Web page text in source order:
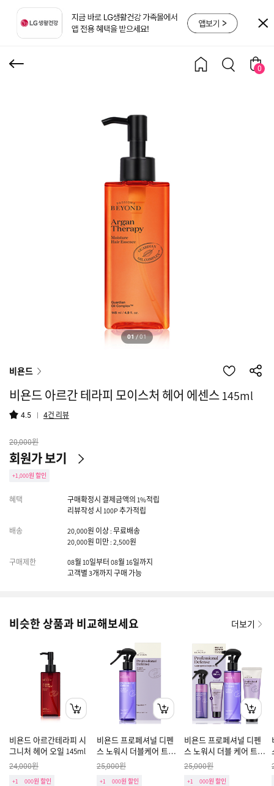
0
이스처 헤어 에센스 145
01/01
비욘드
비욘드 아르간 테라피 모이스처 헤어 에센스 145ml
4.5 4건 리뷰
20,000원
회원가 보기
+1,000원 할인
혜택
구매확정시 결제금액의 1%적립
리뷰작성 시 100P 추가적립
배송
20,000원 이상 : 무료배송
20,000원 미만 : 2,500원
구매제한
08월 10일부터 08월 16일까지
고객별 3개까지 구매 가능
비슷한 상품과 비교해보세요 더보기
비욘드 아르간테라피 시
그니처 헤어 오일 145ml
24,000원
+1 000원 할인
비욘드 프로페셔널 디펜
스 노워시 더블케어 트리
트먼트 205ml
25,000원
+1 000원 할인
비욘드 프로페셔널 디펜
스 노워시 더블 케어 트리
트먼트 기획세트
25,000원
+1 000원 할인